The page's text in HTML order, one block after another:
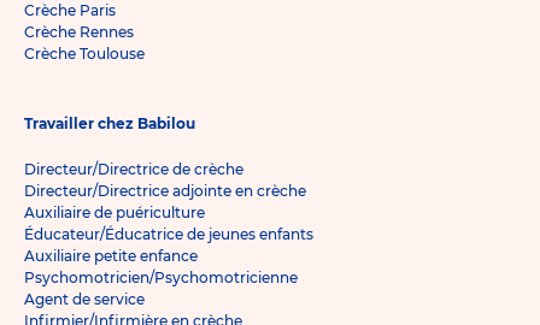
Crèche Paris
Crèche Rennes
Crèche Toulouse
Travailler chez Babilou
Directeur/Directrice de crèche
Directeur/Directrice adjointe en crèche
Auxiliaire de puériculture
Éducateur/Éducatrice de jeunes enfants
Auxiliaire petite enfance
Psychomotricien/Psychomotricienne
Agent de service
Infirmier/Infirmière en crèche